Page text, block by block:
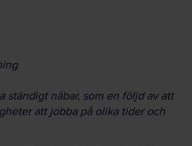
ständigt nåbar, som en följd av att
att jobba på olika tider och